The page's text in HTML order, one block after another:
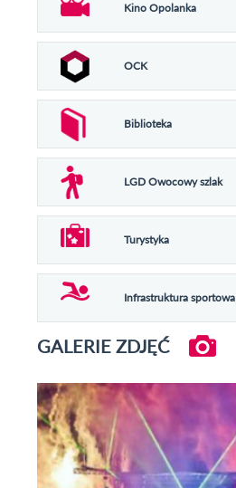
Kino Opolanka
OCK
Biblioteka
LGD Owocowy szlak
Turystyka
Infrastruktura sportowa
GALERIE ZDJĘĆ